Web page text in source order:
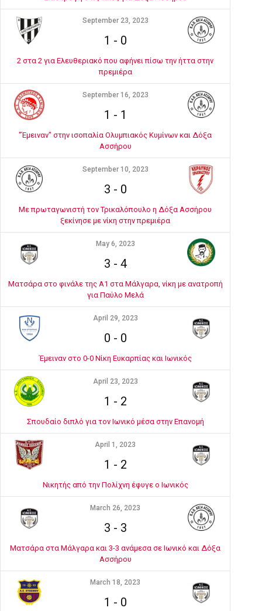
September 23, 2023
1 - 0
2 στα 2 για Ελευθεριακό που αφήνει πίσω την ήττα στην
πρεμιέρα
September 16, 2023
1 - 1
"Έμειναν" στην ισοπαλία Ολυμπιακός Κυμίνων και Δόξα
Ασσήρου
September 10, 2023
3 - 0
Με πρωταγωνιστή τον Τρικαλόπουλο η Δόξα Ασσήρου
ξεκίνησε με νίκη στην πρεμιέρα
May 6, 2023
3 - 4
Ματσάρα στο φινάλε της Α1 στα Μάλγαρα, νίκη με ανατροπή
για Παύλο Μελά
April 29, 2023
0 - 0
Έμειναν στο 0-0 Νίκη Ευκαρπίας και Ιωνικός
April 23, 2023
1 - 2
Σπουδαίο διπλό για τον Ιωνικό μέσα στην Επανομή
April 1, 2023
1 - 2
Νικητής από την Πολίχνη έφυγε ο Ιωνικός
March 26, 2023
3 - 3
Ματσάρα στα Μάλγαρα και 3-3 ανάμεσα σε Ιωνικό και Δόξα
Ασσήρου
March 18, 2023
1 - 0